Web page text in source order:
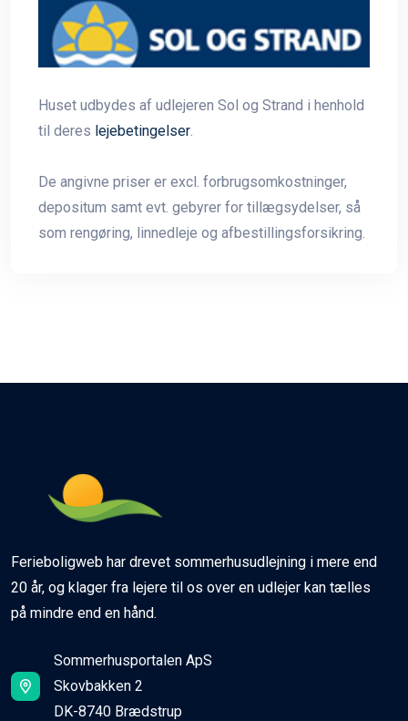
Huset udbydes af udlejeren Sol og Strand i henhold
til deres lejebetingelser.
De angivne priser er excl. forbrugsomkostninger,
depositum samt evt. gebyrer for tillægsydelser, så
som rengøring, linnedleje og afbestillingsforsikring.
Ferieboligweb har drevet sommerhusudlejning i mere end
20 år, og klager fra lejere til os over en udlejer kan tælles
på mindre end en hånd.
Sommerhusportalen ApS
Skovbakken 2
DK-8740 Brædstrup